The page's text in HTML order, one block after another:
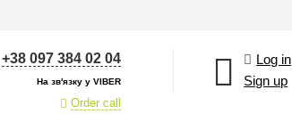
+38 097 384 02 04
На зв'язку у VIBER
Order call
Log in
Sign up